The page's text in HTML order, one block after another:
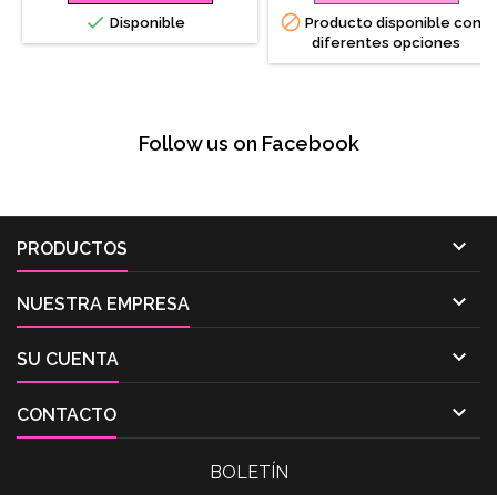
 Disponible  Producto disponible con
diferentes opciones
Follow us on Facebook
PRODUCTOS 
NUESTRA EMPRESA 
SU CUENTA 
CONTACTO 
BOLETÍN